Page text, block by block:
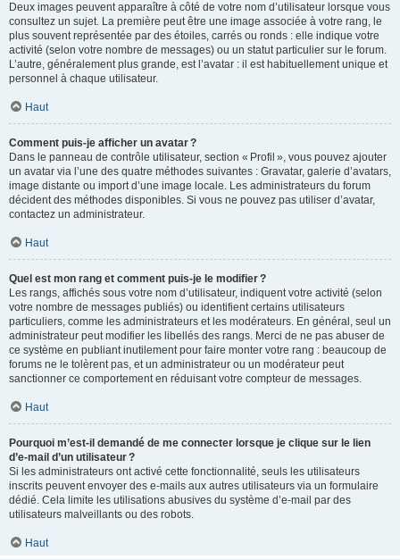
Deux images peuvent apparaître à côté de votre nom d’utilisateur lorsque vous
consultez un sujet. La première peut être une image associée à votre rang, le
plus souvent représentée par des étoiles, carrés ou ronds : elle indique votre
activité (selon votre nombre de messages) ou un statut particulier sur le forum.
L’autre, généralement plus grande, est l’avatar : il est habituellement unique et
personnel à chaque utilisateur.
Haut
Comment puis-je afficher un avatar ?
Dans le panneau de contrôle utilisateur, section « Profil », vous pouvez ajouter
un avatar via l’une des quatre méthodes suivantes : Gravatar, galerie d’avatars,
image distante ou import d’une image locale. Les administrateurs du forum
décident des méthodes disponibles. Si vous ne pouvez pas utiliser d’avatar,
contactez un administrateur.
Haut
Quel est mon rang et comment puis-je le modifier ?
Les rangs, affichés sous votre nom d’utilisateur, indiquent votre activité (selon
votre nombre de messages publiés) ou identifient certains utilisateurs
particuliers, comme les administrateurs et les modérateurs. En général, seul un
administrateur peut modifier les libellés des rangs. Merci de ne pas abuser de
ce système en publiant inutilement pour faire monter votre rang : beaucoup de
forums ne le tolèrent pas, et un administrateur ou un modérateur peut
sanctionner ce comportement en réduisant votre compteur de messages.
Haut
Pourquoi m’est-il demandé de me connecter lorsque je clique sur le lien
d’e-mail d’un utilisateur ?
Si les administrateurs ont activé cette fonctionnalité, seuls les utilisateurs
inscrits peuvent envoyer des e-mails aux autres utilisateurs via un formulaire
dédié. Cela limite les utilisations abusives du système d’e-mail par des
utilisateurs malveillants ou des robots.
Haut